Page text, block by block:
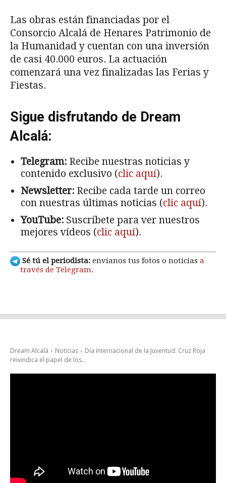
Las obras están financiadas por el
Consorcio Alcalá de Henares Patrimonio de
la Humanidad y cuentan con una inversión
de casi 40.000 euros. La actuación
comenzará una vez finalizadas las Ferias y
Fiestas.
Sigue disfrutando de Dream
Alcalá:
Telegram: Recibe nuestras noticias y
contenido exclusivo (clic aquí).
Newsletter: Recibe cada tarde un correo
con nuestras últimas noticias (clic aquí).
YouTube: Suscríbete para ver nuestros
mejores vídeos (clic aquí).
Sé tú el periodista: envíanos tus fotos o noticias a
través de Telegram.